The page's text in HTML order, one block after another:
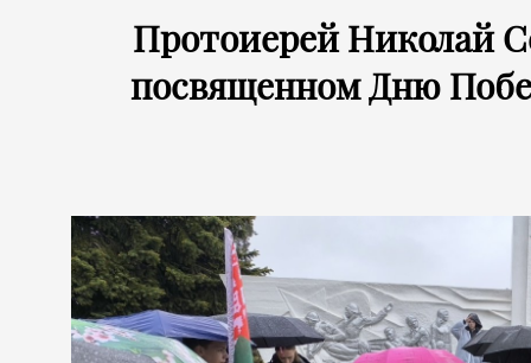
Протоиерей Николай
посвященном Дню